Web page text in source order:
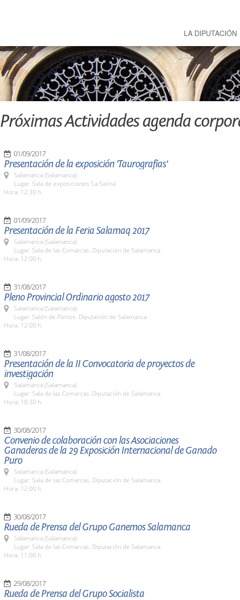
LA DIPUTACIÓN
Próximas Actividades agenda
01/09/2017
Presentación de la exposición 'Taurografías'
Salamanca (Salamanca)
Lugar: Sala de exposiciones 'La Salina'
Hora: 12:30 h.
01/09/2017
Presentación de la Feria Salamaq 2017
Salamanca (Salamanca)
Lugar: Sala de las Comarcas. Diputación de Salamanca
Hora: 12:00 h.
31/08/2017
Pleno Provincial Ordinario agosto 2017
Salamanca (Salamanca)
Lugar: Salón de Plenos. Diputación de Salamanca
Hora: 12:00 h.
31/08/2017
Presentación de la II Convocatoria de proyectos de
investigación
Salamanca (Salamanca)
Lugar: Sala de las Comarcas. Diputación de Salamanca
Hora: 10:30 h.
30/08/2017
Convenio de colaboración con las Asociaciones
Ganaderas de la 29 Exposición Internacional de Ganado
Puro
Salamanca (Salamanca)
Lugar: Sala de las Comarcas. Diputación de Salamanca
Hora: 12:00 h.
30/08/2017
Rueda de Prensa del Grupo Ganemos Salamanca
Salamanca (Salamanca)
Lugar: Sala de las Comarcas. Diputación de Salamanca
Hora: 11:00 h.
29/08/2017
Rueda de Prensa del Grupo Socialista